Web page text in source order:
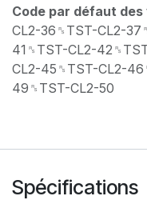
Code par défaut
CL2-36␞TST-CL2-
41␞TST-CL2-
CL2-45␞TST-CL2-
49␞TST-CL2-50
Spécifications